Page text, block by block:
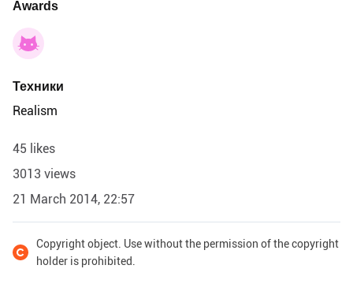
Awards
Техники
Realism
45 likes
3013 views
21 March 2014, 22:57
Copyright object. Use without the permission of the copyright
holder is prohibited.